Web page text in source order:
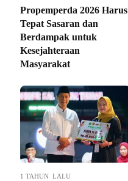
Propemperda 2026 Harus
Tepat Sasaran dan
Berdampak untuk
Kesejahteraan
Masyarakat
1 TAHUN LALU